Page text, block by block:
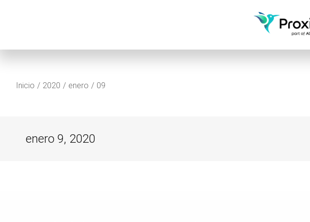
Estás aquí:
Inicio 2020 enero 09
enero 9, 2020